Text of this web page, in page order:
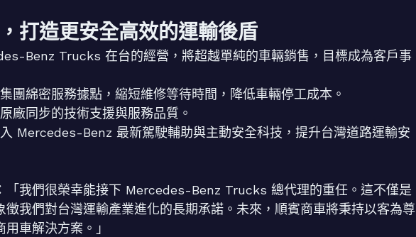
打造更安全高效的運輸後盾
Benz Trucks 在台的經營，將超越單純的車輛銷售，目標成為客戶事
綿密服務據點，縮短維修等待時間，降低車輛停工成本。
同步的技術支援與服務品質。
Benz 最新駕駛輔助與主動安全科技，提升台灣道路運輸安
「我們很榮幸能接下 Mercedes-Benz Trucks 總代理的重任。這不僅是
我們對台灣運輸產業進化的長期承諾。未來，順賓商車將秉持以客為尊
車解決方案。」